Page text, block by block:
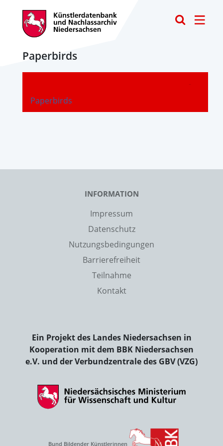
Paperbirds
Paperbirds
-
INFORMATION
Impressum
Datenschutz
Nutzungsbedingungen
Barrierefreiheit
Teilnahme
Kontakt
Ein Projekt des Landes Niedersachsen in
Kooperation mit dem BBK Niedersachsen
e.V. und der Verbundzentrale des GBV (VZG)
Bund Bildender Künstlerinnen